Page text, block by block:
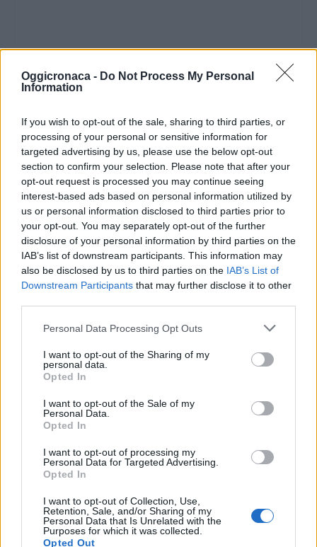
Oggicronaca - Do Not Process My Personal
Information
If you wish to opt-out of the sale, sharing to third parties, or
processing of your personal or sensitive information for
targeted advertising by us, please use the below opt-out
section to confirm your selection. Please note that after your
opt-out request is processed you may continue seeing
interest-based ads based on personal information utilized by
us or personal information disclosed to third parties prior to
your opt-out. You may separately opt-out of the further
disclosure of your personal information by third parties on the
IAB’s list of downstream participants. This information may
also be disclosed by us to third parties on the IAB’s List of
Downstream Participants that may further disclose it to other
Personal Data Processing Opt Outs
I want to opt-out of the Sharing of my
personal data.
Opted In
I want to opt-out of the Sale of my
Personal Data.
Opted In
I want to opt-out of processing my
Personal Data for Targeted Advertising.
Opted In
I want to opt-out of Collection, Use,
Retention, Sale, and/or Sharing of my
Personal Data that Is Unrelated with the
Purposes for which it was collected.
Opted Out
vecchia formazione
dei Souled Out
(Alessandro
Monica), nota…
VALUTARE: